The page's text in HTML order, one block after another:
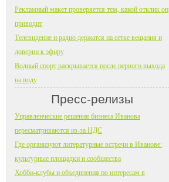
Рекламный макет проверяется тем, какой отклик он
приводит
Телевидение и радио держатся на сетке вещания и
доверии к эфиру
Водный спорт раскрывается после первого выхода
на воду
Пресс-релизы
Управленческие решения бизнеса Иванова
пересматриваются из-за НДС
Где организуют литературные встречи в Иванове:
культурные площадки и сообщества
Хобби-клубы и объединения по интересам в